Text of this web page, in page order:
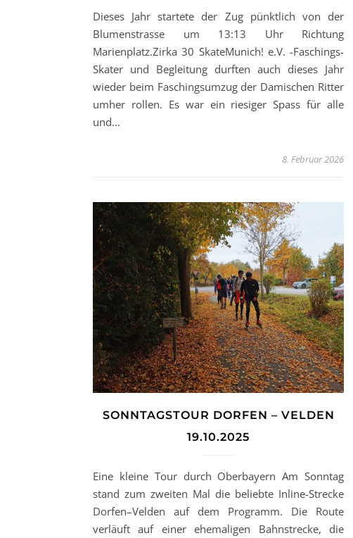
Dieses Jahr startete der Zug pünktlich von der
Blumenstrasse um 13:13 Uhr Richtung
Marienplatz.Zirka 30 SkateMunich! e.V. -Faschings-
Skater und Begleitung durften auch dieses Jahr
wieder beim Faschingsumzug der Damischen Ritter
umher rollen. Es war ein riesiger Spass für alle
und…
8. Februar 2026
SONNTAGSTOUR DORFEN – VELDEN
19.10.2025
Eine kleine Tour durch Oberbayern Am Sonntag
stand zum zweiten Mal die beliebte Inline-Strecke
Dorfen–Velden auf dem Programm. Die Route
verläuft auf einer ehemaligen Bahnstrecke, die